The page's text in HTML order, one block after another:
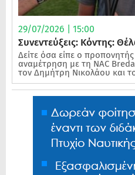
29/07/2026 | 15:00
Συνεντεύξεις: Κόντης:
Δείτε όσα είπε ο
αναμέτρηση με τη NAC
τον Δημήτρη Νικολάου και